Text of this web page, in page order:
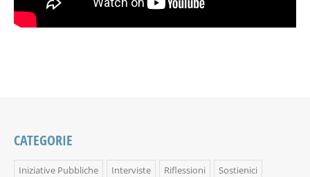
CATEGORIE
Iniziative Pubbliche Interviste Riflessioni
Sostienici